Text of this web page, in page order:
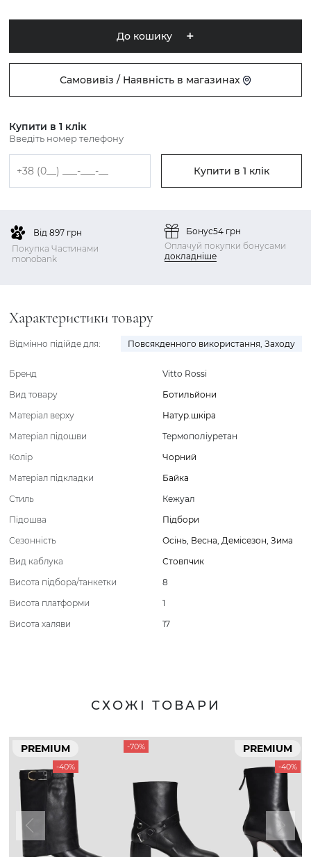
До кошику
Самовивіз / Наявність в магазинах
Купити в 1 клік
Введіть номер телефону
Купити в 1 клік
Від 897 грн
Покупка Частинами
monobank
Бонус54 грн
Оплачуй покупки бонусами
докладніше
Характеристики товару
Відмінно підійде для: Повсякденного використання, Заходу
Бренд
Vitto Rossi
Вид товару
Ботильйони
Матеріал верху
Натур.шкіра
Матеріал підошви
Термополіуретан
Колір
Чорний
Матеріал підкладки
Байка
Стиль
Кежуал
Підошва
Підбори
Сезонність
Осінь, Весна, Демісезон, Зима
Вид каблука
Стовпчик
Висота підбора/танкетки
8
Висота платформи
1
Висота халяви
17
СХОЖІ ТОВАРИ
PREMIUM
-40%
-70% PREMIUM
-40%